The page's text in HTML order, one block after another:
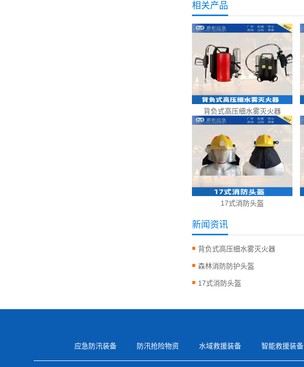
相关产品
背负式高压细水雾灭火器
17式消防头盔
新闻资讯
背负式高压细水雾灭火器
森林消防防护头盔
17式消防头盔
应急防汛装备 防汛抢险物资 水域救援装备 智能救援装备